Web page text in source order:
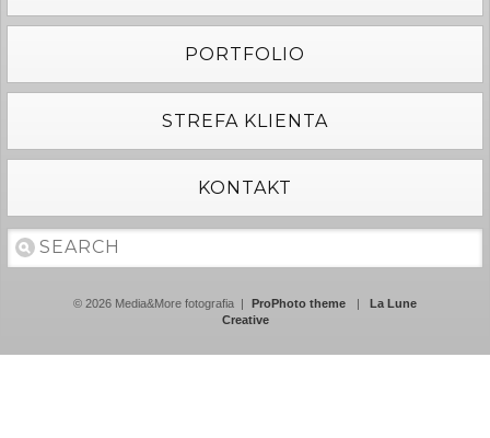
PORTFOLIO
STREFA KLIENTA
KONTAKT
© 2026 Media&More fotografia | ProPhoto theme |
La Lune
Creative